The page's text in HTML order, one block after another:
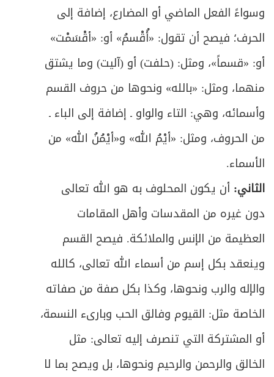
وسواءً الفعل الماضي أو المضارع، إضافة إلى
الحرف؛ فيصح أن تقول: «أُقْسمُ» أو: «أقْسَمْت»
أو: «قسماً»، ومثل: (حلفت) أو (آليت) وما يشتق
منهما، ومثل: «بالله» ونحوها من حروف القسم
وأسمائه، وهي: التاء والواو ـ إضافة إلى الباء ـ
من الحروف، ومثل: «أيْمُ الله» و«أيْمُنُ الله» من
الأسماء.
الثاني: أن يكون المحلوف به هو الله تعالى
دون غيره من المقدسات وأهل المقامات
العظيمة من الإنس والملائكة. فيصح القسم
وينعقد بكل إسم من أسماء الله تعالى، كالله
والإله والرب ونحوها، وكذا بكل صفة من صفاته
الخاصة مثل: القيوم وفالق الحب وبارىء النسمة،
أو المشتركة التي تنصرف إليه تعالى: مثل
الخالق والرحمن والرحيم ونحوها، بل ويصح بما لا
ص
493 المبحث الأول: في المهر وأحكامه
ص
505 المبحث الثاني: في نفقة الزوجة
516 المبحث الثالث: في حق الاستمتاع
ص
530 المبحث الرابع: في التحكيم في الشقاق
533
ص
580 الفصل الرابع: في خصائص الزواج المؤقت
ص
591 الباب الثاني: في الطلاق
595 الفصل الأول: في الطلاق
ص
597 المبحث الأول: في شروط الطلاق والأقسام
ص
610 المبحث الثاني: في أحكام تعدد الطلاق
615 المبحث الثالث: في أحكام العدة